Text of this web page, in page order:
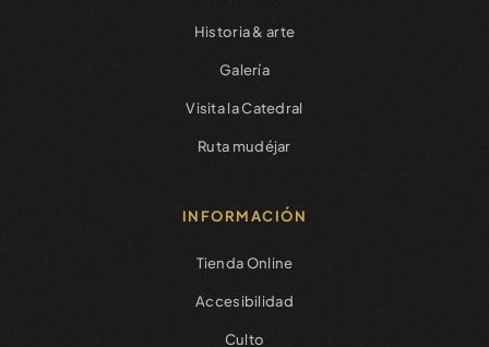
Historia & arte
Galería
Visita la Catedral
Ruta mudéjar
INFORMACIÓN
Tienda Online
Accesibilidad
Culto